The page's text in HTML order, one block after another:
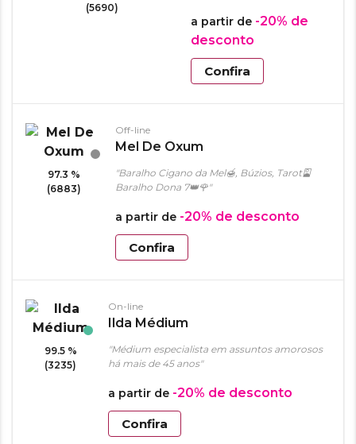
(5690)
a partir de -20% de
desconto
Confira
97.3 %
(6883)
Off-line
Mel De Oxum
"Baralho Cigano da Mel🍯, Búzios, Tarot🎴
Baralho Dona 7👑🌹"
a partir de -20% de desconto
Confira
99.5 %
(3235)
On-line
Ilda Médium
"Médium especialista em assuntos amorosos
há mais de 45 anos"
a partir de -20% de desconto
Confira